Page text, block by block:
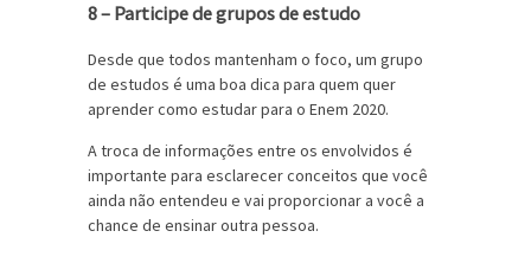
8 – Participe de grupos de estudo
Desde que todos mantenham o foco, um grupo
de estudos é uma boa dica para quem quer
aprender como estudar para o Enem 2020.
A troca de informações entre os envolvidos é
importante para esclarecer conceitos que você
ainda não entendeu e vai proporcionar a você a
chance de ensinar outra pessoa.